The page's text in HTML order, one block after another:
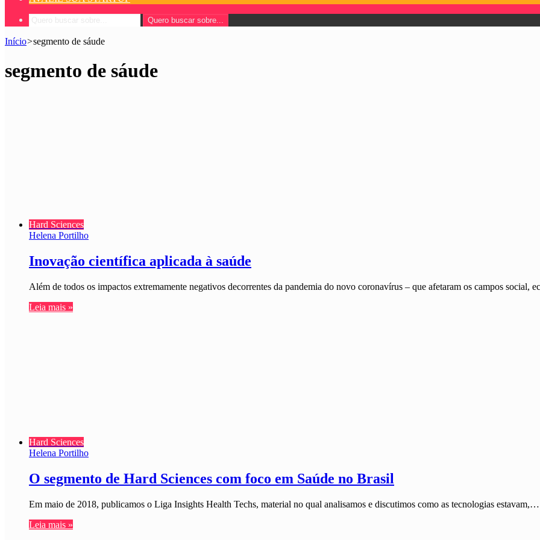
Quero buscar sobre...
Início>segmento de sáude
segmento de sáude
Hard Sciences
Helena Portilho
Inovação científica aplicada à saúde
Além de todos os impactos extremamente negativos decorrentes da pandemia do novo coronavírus – que afetaram os campos social,
Leia mais »
Hard Sciences
Helena Portilho
O segmento de Hard Sciences com foco em Saúde no Brasil
Em maio de 2018, publicamos o Liga Insights Health Techs, material no qual analisamos e discutimos como as tecnologias estavam,…
Leia mais »